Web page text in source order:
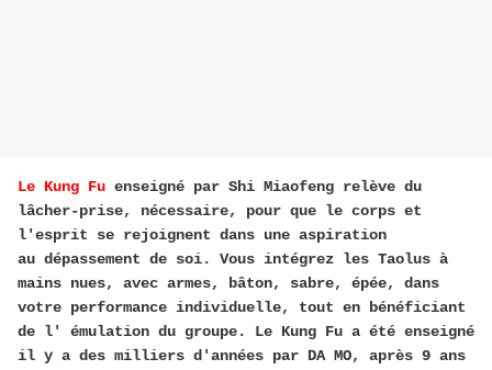
Le Kung Fu enseigné par Shi Miaofeng relève du
lâcher-prise, nécessaire, pour que le corps et
l'esprit se rejoignent dans une aspiration
au dépassement de soi. Vous intégrez les Taolus à
mains nues, avec armes, bâton, sabre, épée, dans
votre performance individuelle, tout en bénéficiant
de l' émulation du groupe. Le Kung Fu a été enseigné
il y a des milliers d'années par DA MO, après 9 ans